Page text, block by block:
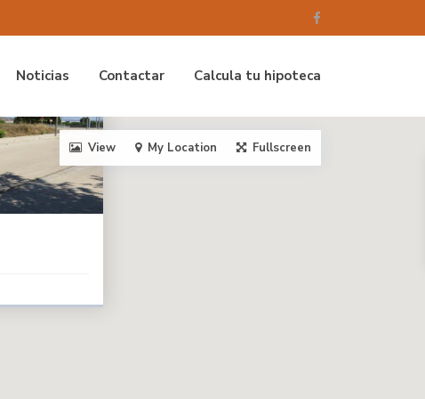
Noticias Contactar Calcula tu hipoteca
View My Location Fullscreen